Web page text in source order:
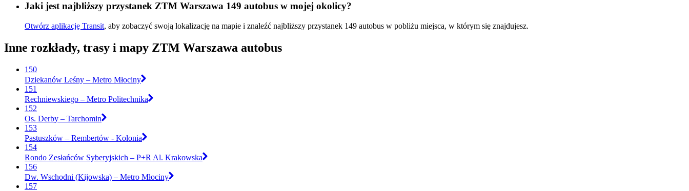
Jaki jest najbliższy przystanek ZTM Warszawa 149 autobus w mojej okolicy?
Otwórz aplikację Transit, aby zobaczyć swoją lokalizację na mapie i znaleźć najbliższy przystanek 149 autobus w pobliżu miejsca, w którym się znajdujesz.
Inne rozkłady, trasy i mapy ZTM Warszawa autobus
150
Dziekanów Leśny – Metro Młociny
151
Rechniewskiego – Metro Politechnika
152
Os. Derby – Tarchomin
153
Pastuszków – Rembertów - Kolonia
154
Rondo Zesłańców Syberyjskich – P+R Al. Krakowska
156
Dw. Wschodni (Kijowska) – Metro Młociny
157